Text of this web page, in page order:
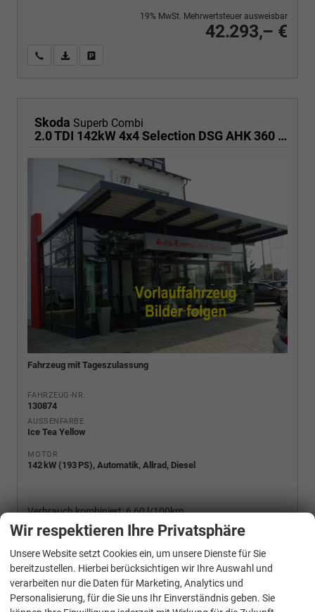
42.293,– €
19% MwSt. Mehrwertsteuer ausweisbar
Wir rufen Sie anPDF-Fahrzeugexposé drucken
Skoda Superb Combi
2.0 TDI 142kW 4x4 Selection DSG AHK 360 Head Up
Fahrzeug mit Tageszulassung
FAHRZEUG-NR.
130874
AUSSENFARBE
Ice Tea Yellow
MOTOR
142 kW (193 PS), Automatik, Allrad, Diesel
Verbrauch kombiniert:6,60 l/100km
2 -Klasse: F
CO 2-Emissionen:174,00 g/km
42.380,– €
19% MwSt. Mehrwertsteuer ausweisbar
Wir respektieren Ihre Privatsphäre
Unsere Website setzt Cookies ein, um unsere Dienste für Sie
bereitzustellen. Hierbei berücksichtigen wir Ihre Auswahl und
verarbeiten nur die Daten für Marketing, Analytics und
Personalisierung, für die Sie uns Ihr Einverständnis geben. Sie